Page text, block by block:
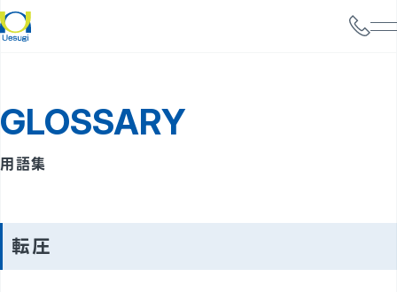
サービス案内
構造設計
携帯電話基地局強度検討
GLOSSARY
用語集
転圧